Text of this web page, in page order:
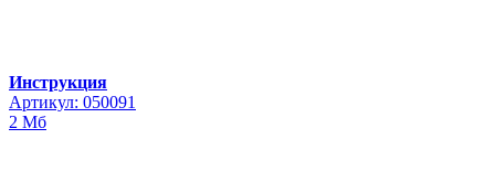
Инструкция
Артикул: 050091
2 Мб